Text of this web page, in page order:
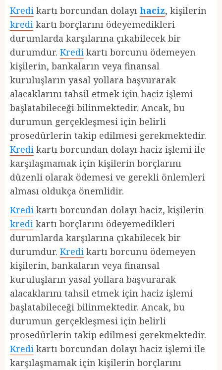
Kredi kartı borcundan dolayı haciz, kişilerin
kredi kartı borçlarını ödeyemedikleri
durumlarda karşılarına çıkabilecek bir
durumdur. Kredi kartı borcunu ödemeyen
kişilerin, bankaların veya finansal
kuruluşların yasal yollara başvurarak
alacaklarını tahsil etmek için haciz işlemi
başlatabileceği bilinmektedir. Ancak, bu
durumun gerçekleşmesi için belirli
prosedürlerin takip edilmesi gerekmektedir.
Kredi kartı borcundan dolayı haciz işlemi ile
karşılaşmamak için kişilerin borçlarını
düzenli olarak ödemesi ve gerekli önlemleri
alması oldukça önemlidir.
Kredi kartı borcundan dolayı haciz, kişilerin
kredi kartı borçlarını ödeyemedikleri
durumlarda karşılarına çıkabilecek bir
durumdur. Kredi kartı borcunu ödemeyen
kişilerin, bankaların veya finansal
kuruluşların yasal yollara başvurarak
alacaklarını tahsil etmek için haciz işlemi
başlatabileceği bilinmektedir. Ancak, bu
durumun gerçekleşmesi için belirli
prosedürlerin takip edilmesi gerekmektedir.
Kredi kartı borcundan dolayı haciz işlemi ile
karşılaşmamak için kişilerin borçlarını